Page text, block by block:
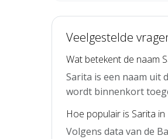
Veelgestelde
Wat betekent de naam
Sarita is een naam uit
wordt binnenkort
Hoe populair is Sarita
Volgens data van de